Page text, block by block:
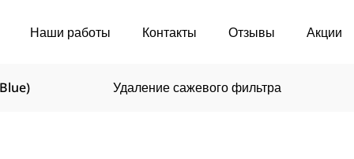
Наши работы Контакты Отзывы Акции
Удаление сажевого фильтра